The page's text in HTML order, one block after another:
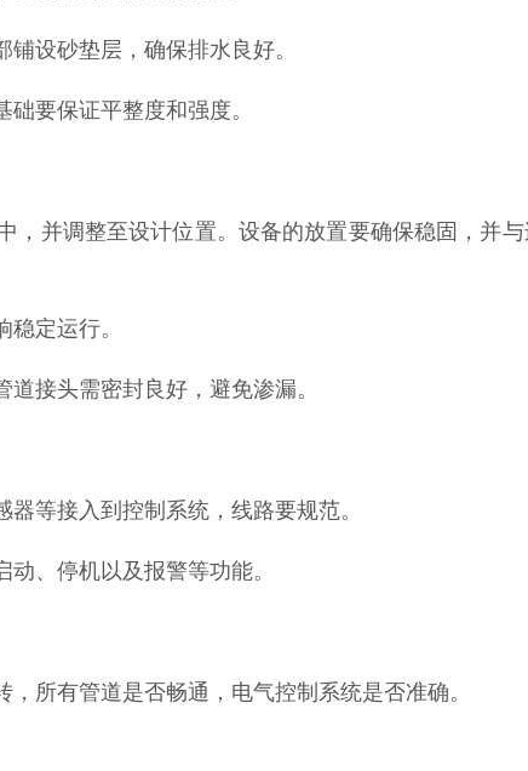
铺设砂垫层，确保排水良好。
础要保证平整度和强度。
，并调整至设计位置。设备的放置要确保稳固，并
稳定运行。
道接头需密封良好，避免渗漏。
器等接入到控制系统，线路要规范。
动、停机以及报警等功能。
所有管道是否畅通，电气控制系统是否准确。